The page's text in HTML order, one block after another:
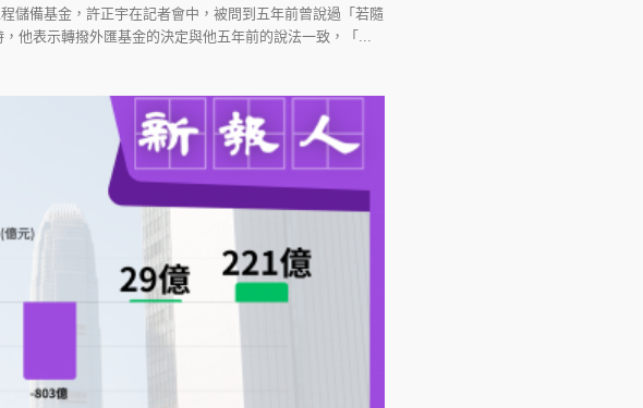
儲備基金，許正宇在記者會中，被問到五年前曾說過「若隨
他表示轉撥外匯基金的決定與他五年前的說法一致，「...